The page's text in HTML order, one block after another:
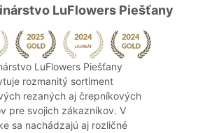
LuFlowers Piešťany
LuFlowers Piešťany
rozmanitý sortiment
rezaných aj črepníkových
pre svojich zákazníkov. V
sa nachádzajú aj rozličné